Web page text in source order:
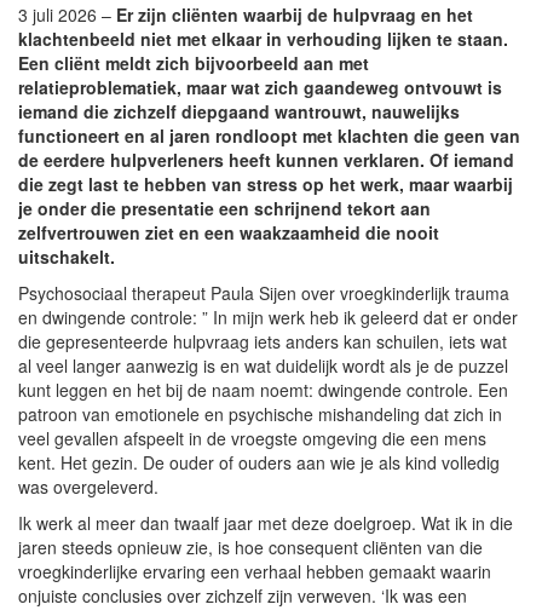
3 juli 2026 – Er zijn cliënten waarbij de hulpvraag en het
klachtenbeeld niet met elkaar in verhouding lijken te staan.
Een cliënt meldt zich bijvoorbeeld aan met
relatieproblematiek, maar wat zich gaandeweg ontvouwt is
iemand die zichzelf diepgaand wantrouwt, nauwelijks
functioneert en al jaren rondloopt met klachten die geen van
de eerdere hulpverleners heeft kunnen verklaren. Of iemand
die zegt last te hebben van stress op het werk, maar waarbij
je onder die presentatie een schrijnend tekort aan
zelfvertrouwen ziet en een waakzaamheid die nooit
uitschakelt.
Psychosociaal therapeut Paula Sijen over vroegkinderlijk trauma
en dwingende controle: ” In mijn werk heb ik geleerd dat er onder
die gepresenteerde hulpvraag iets anders kan schuilen, iets wat
al veel langer aanwezig is en wat duidelijk wordt als je de puzzel
kunt leggen en het bij de naam noemt: dwingende controle. Een
patroon van emotionele en psychische mishandeling dat zich in
veel gevallen afspeelt in de vroegste omgeving die een mens
kent. Het gezin. De ouder of ouders aan wie je als kind volledig
was overgeleverd.
Ik werk al meer dan twaalf jaar met deze doelgroep. Wat ik in die
jaren steeds opnieuw zie, is hoe consequent cliënten van die
vroegkinderlijke ervaring een verhaal hebben gemaakt waarin
onjuiste conclusies over zichzelf zijn verweven. ‘Ik was een